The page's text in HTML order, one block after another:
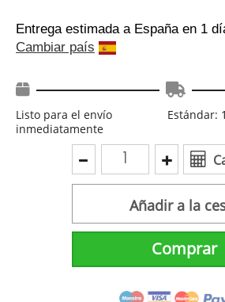
Entrega estimada a España en 1
Cambiar país
Listo para el envío
inmediatamente
Estándar:
Añadir a la
Comprar